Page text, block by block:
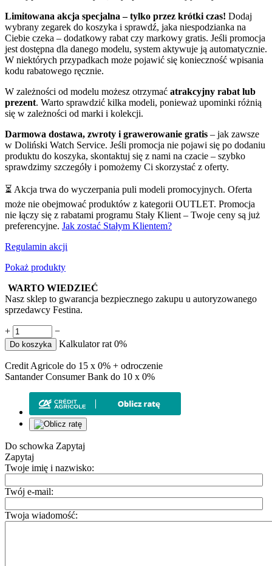
Limitowana akcja specjalna – tylko przez krótki czas! Dodaj
wybrany zegarek do koszyka i sprawdź, jaka niespodzianka na
Ciebie czeka – dodatkowy rabat czy markowy gratis. Jeśli promocja
jest dostępna dla danego modelu, system aktywuje ją automatycznie.
W niektórych przypadkach może pojawić się konieczność wpisania
kodu rabatowego ręcznie.
W zależności od modelu możesz otrzymać atrakcyjny rabat lub
prezent. Warto sprawdzić kilka modeli, ponieważ upominki różnią
się w zależności od marki i kolekcji.
Darmowa dostawa, zwroty i grawerowanie gratis – jak zawsze
w Doliński Watch Service. Jeśli promocja nie pojawi się po dodaniu
produktu do koszyka, skontaktuj się z nami na czacie – szybko
sprawdzimy szczegóły i pomożemy Ci skorzystać z oferty.
⏳ Akcja trwa do wyczerpania puli modeli promocyjnych. Oferta
może nie obejmować produktów z kategorii OUTLET. Promocja
nie łączy się z rabatami programu Stały Klient – Twoje ceny są już
preferencyjne. Jak zostać Stałym Klientem?
Regulamin akcji
Pokaż produkty
WARTO WIEDZIEĆ
Nasz sklep to gwarancja bezpiecznego zakupu u autoryzowanego
sprzedawcy Festina.
+ −
Do koszyka Kalkulator rat 0%
Credit Agricole do 15 x 0% + odroczenie
Santander Consumer Bank do 10 x 0%
Do schowka Zapytaj
Zapytaj
Twoje imię i nazwisko:
Twój e-mail:
Twoja wiadomość: